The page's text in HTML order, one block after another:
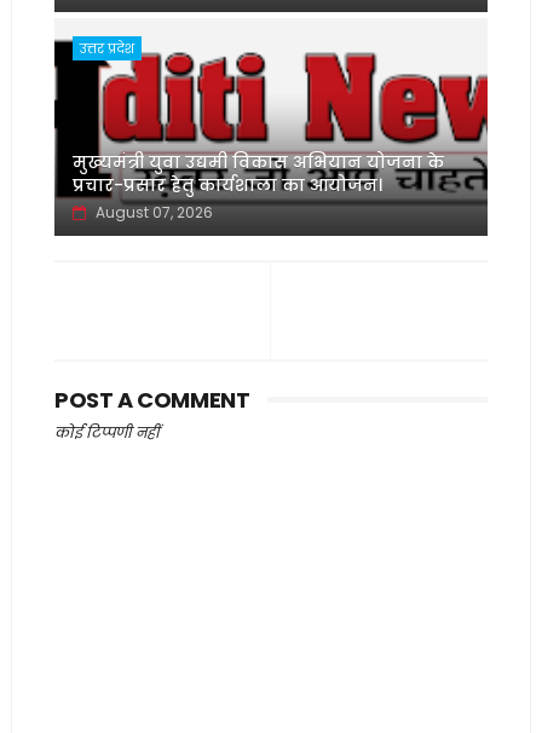
उत्तर प्रदेश
मुख्यमंत्री युवा उद्यमी विकास अभियान योजना के
प्रचार-प्रसार हेतु कार्यशाला का आयोजन।
August 07, 2026
POST A COMMENT
कोई टिप्पणी नहीं